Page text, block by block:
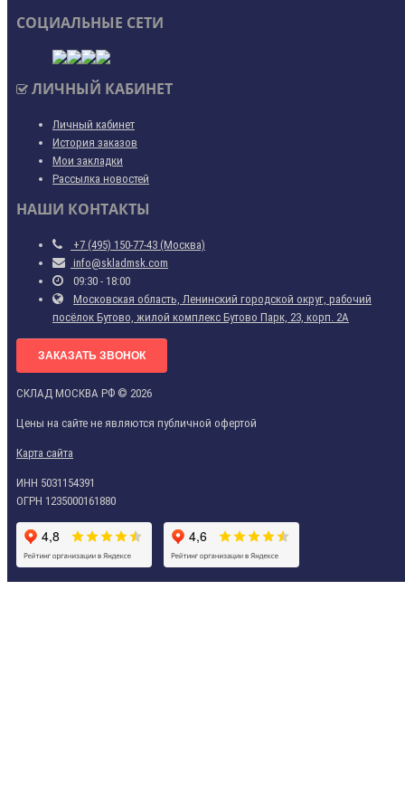
СОЦИАЛЬНЫЕ СЕТИ
ЛИЧНЫЙ КАБИНЕТ
Личный кабинет
История заказов
Мои закладки
Рассылка новостей
НАШИ КОНТАКТЫ
+7 (495) 150-77-43 (Москва)
info@skladmsk.com
09:30 - 18:00
Московская область, Ленинский городской округ, рабочий
посёлок Бутово, жилой комплекс Бутово Парк, 23, корп. 2А
ЗАКАЗАТЬ ЗВОНОК
СКЛАД МОСКВА РФ © 2026
Цены на сайте не являются публичной офертой
Карта сайта
ИНН 5031154391
ОГРН 1235000161880